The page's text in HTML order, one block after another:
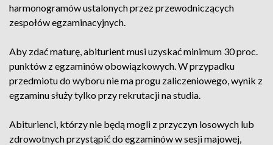
harmonogramów ustalonych przez przewodniczących
zespołów egzaminacyjnych.
Aby zdać maturę, abiturient musi uzyskać minimum 30 proc.
punktów z egzaminów obowiązkowych. W przypadku
przedmiotu do wyboru nie ma progu zaliczeniowego, wynik z
egzaminu służy tylko przy rekrutacji na studia.
Abiturienci, którzy nie będą mogli z przyczyn losowych lub
zdrowotnych przystąpić do egzaminów w sesji majowej,